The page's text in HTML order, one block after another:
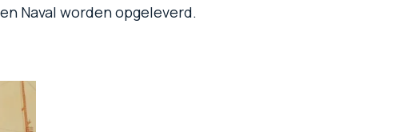
Naval worden opgeleverd.